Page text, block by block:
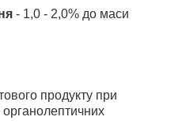
- 1,0 - 2,0% до маси
продукту при
органолептичних